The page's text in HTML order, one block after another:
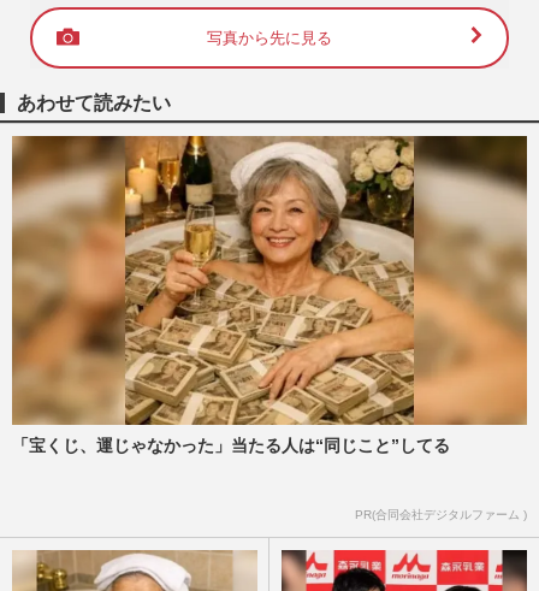
写真から先に見る
あわせて読みたい
「宝くじ、運じゃなかった」当たる人は“同じこと”してる
PR(合同会社デジタルファーム )